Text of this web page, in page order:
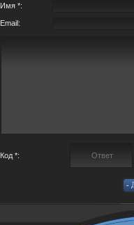
Имя *:
Email:
Код *: